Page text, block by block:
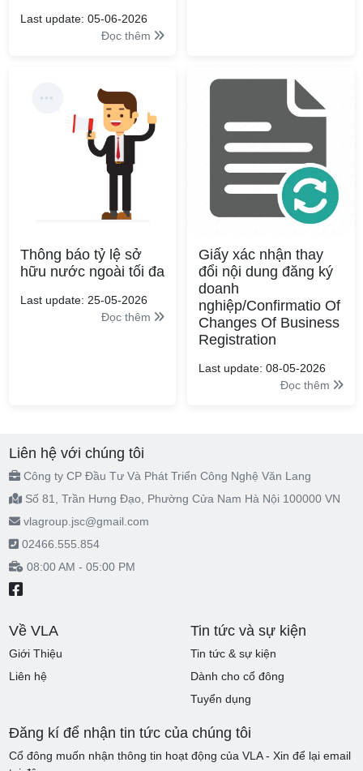
Last update: 05-06-2026
Đọc thêm
Thông báo tỷ lệ sở
hữu nước ngoài tối đa
Last update: 25-05-2026
Đọc thêm
Giấy xác nhận thay
đổi nội dung đăng ký
doanh
nghiệp/Confirmatio Of
Changes Of Business
Registration
Last update: 08-05-2026
Đọc thêm
Liên hệ với chúng tôi
Công ty CP Đầu Tư Và Phát Triển Công Nghệ Văn Lang
Số 81, Trần Hưng Đạo, Phường Cửa Nam Hà Nội 100000 VN
vlagroup.jsc@gmail.com
02466.555.854
08:00 AM - 05:00 PM
Về VLA
Giới Thiệu
Liên hệ
Tin tức và sự kiện
Tin tức & sự kiện
Dành cho cổ đông
Tuyển dụng
Đăng kí để nhận tin tức của chúng tôi
Cổ đông muốn nhận thông tin hoạt động của VLA - Xin để lại email